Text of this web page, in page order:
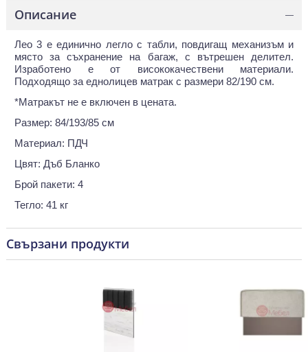
Описание —
Лео 3 е единично легло с табли, повдигащ механизъм и
място за съхранение на багаж, с вътрешен делител.
Изработено е от висококачествени материали.
Подходящо за еднолицев матрак с размери 82/190 см.
*Матракът не е включен в цената.
Размер: 84/193/85 см
Материал: ПДЧ
Цвят: Дъб Бланко
Брой пакети: 4
Тегло: 41 кг
Свързани продукти